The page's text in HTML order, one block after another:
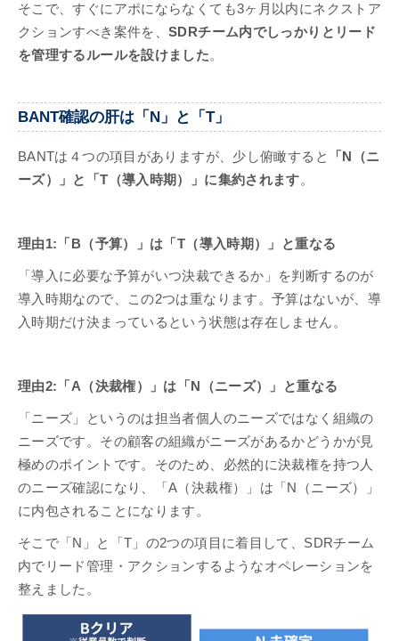
そこで、すぐにアポにならなくても3ヶ月以内にネクストア
クションすべき案件を、SDRチーム内でしっかりとリード
を管理するルールを設けました。
BANT確認の肝は「N」と「T」
BANTは４つの項目がありますが、少し俯瞰すると
「N（ニ
ーズ）」と「T（導入時期）」に集約されます。
理由1:「B（予算）」は「T（導入時期）」と重なる
「導入に必要な予算がいつ決裁できるか」を判断するのが
導入時期なので、この2つは重なります。予算はないが、導
入時期だけ決まっているという状態は存在しません。
理由2:「A（決裁権）」は「N（ニーズ）」と重なる
「ニーズ」というのは担当者個人のニーズではなく組織の
ニーズです。その顧客の組織がニーズがあるかどうかが見
極めのポイントです。そのため、必然的に決裁権を持つ人
のニーズ確認になり、「A（決裁権）」は「N（ニーズ）」
に内包されることになります。
そこで「N」と「T」の2つの項目に着目して、SDRチーム
内でリード管理・アクションするようなオペレーションを
整えました。